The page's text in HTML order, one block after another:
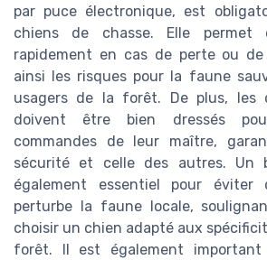
par puce électronique, est
chiens de chasse. Elle permet
rapidement en cas de perte ou
ainsi les risques pour la faune
usagers de la forêt. De plus, les
doivent être bien dressés
commandes de leur maître,
sécurité et celle des autres. Un
également essentiel pour
perturbe la faune locale,
choisir un chien adapté aux
forêt. Il est également